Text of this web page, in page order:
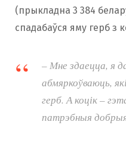
(прыкладна 3 384
спадабаўся яму герб з
– Мне здаецца, я
абмяркоўваюць,
герб. А коцік –
патрэбныя